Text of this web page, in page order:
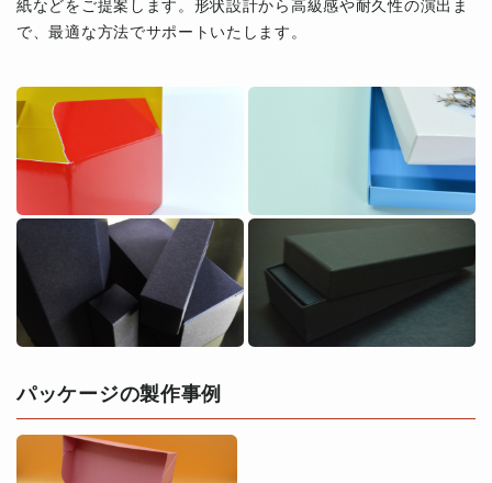
紙などをご提案します。形状設計から高級感や耐久性の演出ま
で、最適な方法でサポートいたします。
パッケージの製作事例